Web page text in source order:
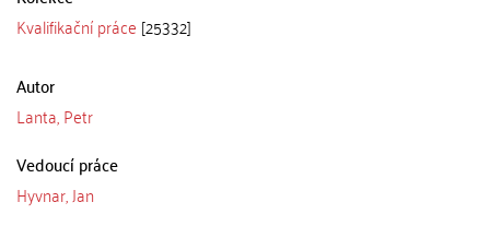
Kvalifikační práce [25332]
Autor
Lanta, Petr
Vedoucí práce
Hyvnar, Jan